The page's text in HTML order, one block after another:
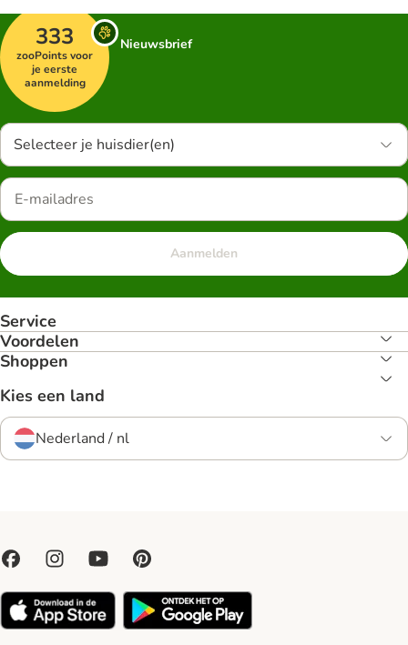
333
zooPoints voor
je eerste
aanmelding
Nieuwsbrief
Selecteer je huisdier(en)
Aanmelden
Service
Voordelen
Shoppen
Kies een land
Nederland / nl